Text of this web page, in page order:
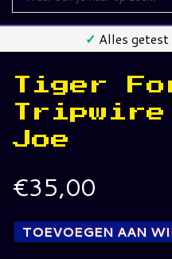
✓ Alles getest
Tiger
Joe
€35,00
TOEVOEGEN AAN